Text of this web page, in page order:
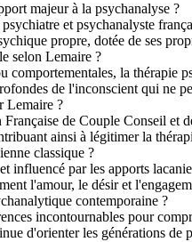
majeur à la psychanalyse ?
et psychanalyste
propre, dotée de ses
selon Lemaire ?
comportementales, la thérapie
de l'inconscient qui ne
Lemaire ?
de Couple Conseil
ainsi à légitimer la
classique ?
influencé par les apports
l'amour, le désir et
contemporaine ?
incontournables pour
d'orienter les générations de